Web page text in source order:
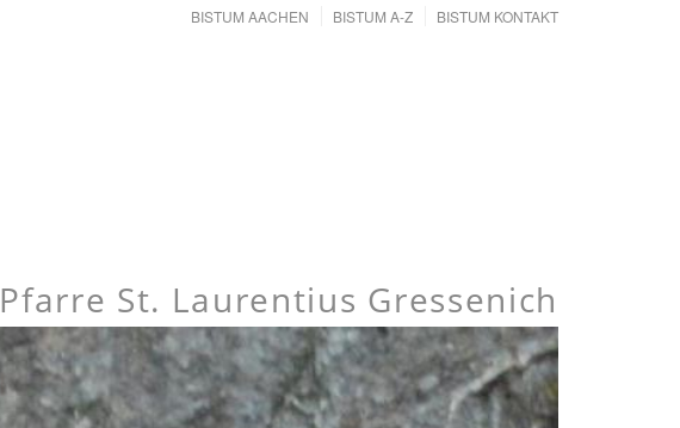
BISTUM AACHEN BISTUM A-Z BISTUM KONTAKT
Pfarre St. Laurentius Gressenich